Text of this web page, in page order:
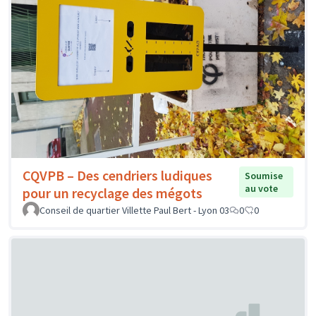
CQVPB – Des cendriers ludiques
pour un recyclage des mégots
Soumise
au vote
Conseil de quartier Villette Paul Bert - Lyon 03
0 0